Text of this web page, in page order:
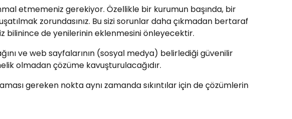
etmemeniz gerekiyor. Özellikle bir kurumun başında, bir
zorundasınız. Bu sizi sorunlar daha çıkmadan bertaraf
bilinince de yenilerinin eklenmesini önleyecektir.
ve web sayfalarının (sosyal medya) belirlediği güvenilir
olmadan çözüme kavuşturulacağıdır.
gereken nokta aynı zamanda sıkıntılar için de çözümlerin